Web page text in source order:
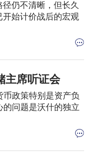
仍不清晰，但长久
开始计价战后的宏观
主席听证会
政策特别是资产负
问题是沃什的独立